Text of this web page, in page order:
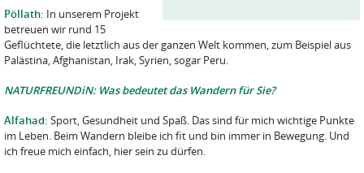
Pöllath: In unserem Projekt
betreuen wir rund 15
Geflüchtete, die letztlich aus der ganzen Welt kommen, zum Beispiel aus
Palästina, Afghanistan, Irak, Syrien, sogar Peru.
NATURFREUNDiN: Was bedeutet das Wandern für Sie?
Alfahad: Sport, Gesundheit und Spaß. Das sind für mich wichtige Punkte
im Leben. Beim Wandern bleibe ich fit und bin immer in Bewegung. Und
ich freue mich einfach, hier sein zu dürfen.